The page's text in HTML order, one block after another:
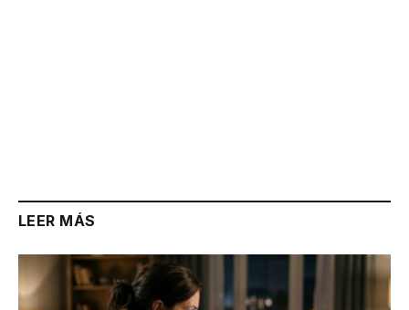
LEER MÁS